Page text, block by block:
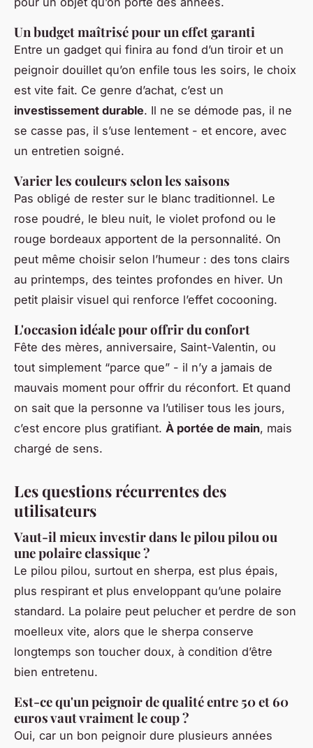
Un budget maîtrisé pour un effet garanti
Entre un gadget qui finira au fond d’un tiroir et un
peignoir douillet qu’on enfile tous les soirs, le choix
est vite fait. Ce genre d’achat, c’est un
investissement durable. Il ne se démode pas, il ne
se casse pas, il s’use lentement - et encore, avec
un entretien soigné.
Varier les couleurs selon les saisons
Pas obligé de rester sur le blanc traditionnel. Le
rose poudré, le bleu nuit, le violet profond ou le
rouge bordeaux apportent de la personnalité. On
peut même choisir selon l’humeur : des tons clairs
au printemps, des teintes profondes en hiver. Un
petit plaisir visuel qui renforce l’effet cocooning.
L'occasion idéale pour offrir du confort
Fête des mères, anniversaire, Saint-Valentin, ou
tout simplement “parce que” - il n’y a jamais de
mauvais moment pour offrir du réconfort. Et quand
on sait que la personne va l’utiliser tous les jours,
c’est encore plus gratifiant. À portée de main, mais
chargé de sens.
Les questions récurrentes des
utilisateurs
Vaut-il mieux investir dans le pilou pilou ou
une polaire classique ?
Le pilou pilou, surtout en sherpa, est plus épais,
plus respirant et plus enveloppant qu’une polaire
standard. La polaire peut pelucher et perdre de son
moelleux vite, alors que le sherpa conserve
longtemps son toucher doux, à condition d’être
bien entretenu.
Est-ce qu'un peignoir de qualité entre 50 et 60
euros vaut vraiment le coup ?
Oui, car un bon peignoir dure plusieurs années